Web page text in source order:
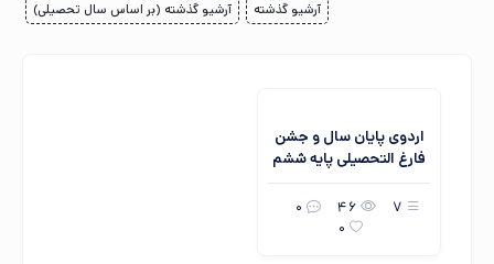
آرشیو گذشته آرشیو گذشته (بر اساس سال تحصیلی)
اردوی پایان سال و جشن
فارغ التحصیلی پایه ششم
7
46
0
0